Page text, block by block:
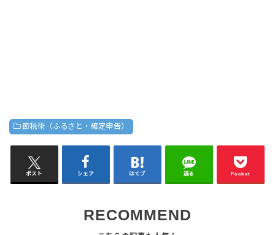
節税術（ふるさと・確定申告）
ポスト シェア はてブ 送る Pocket
RECOMMEND